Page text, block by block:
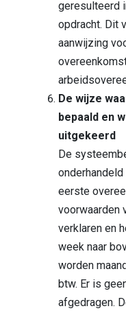
geresulteerd
opdracht. Dit
aanwijzing
De wijze
bepaald en
uitgekeerd
De
eerste
voorwaarden
verklaren en
week naar
worden
btw. Er is
afgedragen.